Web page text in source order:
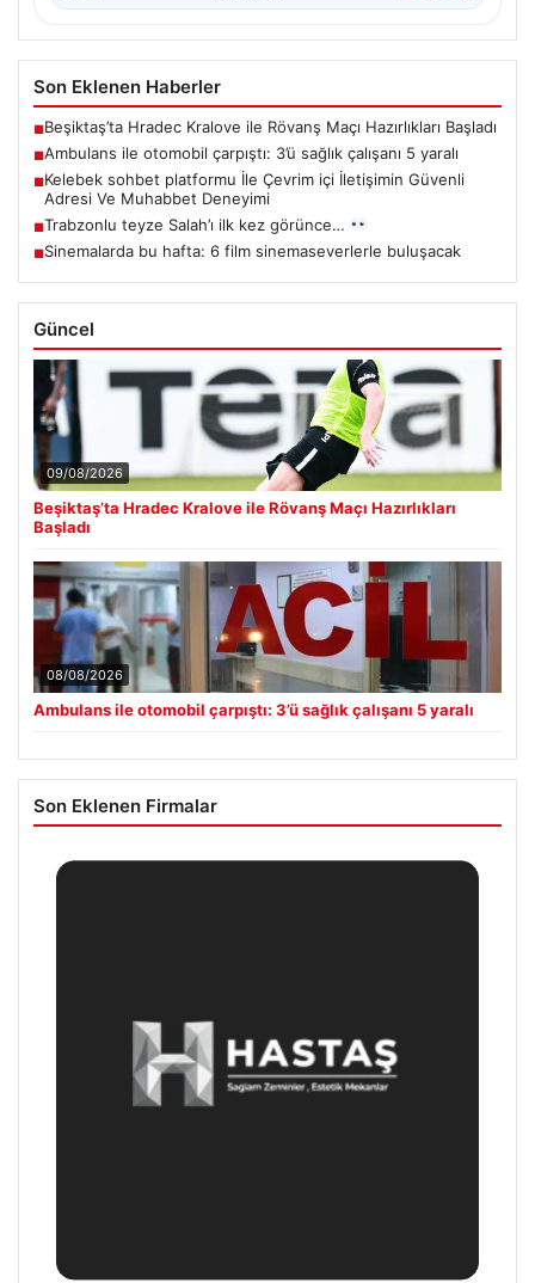
Son Eklenen Haberler
■Beşiktaş’ta Hradec Kralove ile Rövanş Maçı Hazırlıkları Başladı
■Ambulans ile otomobil çarpıştı: 3’ü sağlık çalışanı 5 yaralı
■Kelebek sohbet platformu İle Çevrim içi İletişimin Güvenli
Adresi Ve Muhabbet Deneyimi
■Trabzonlu teyze Salah’ı ilk kez görünce…
■Sinemalarda bu hafta: 6 film sinemaseverlerle buluşacak
Güncel
09/08/2026
Beşiktaş’ta Hradec Kralove ile Rövanş Maçı Hazırlıkları
Başladı
08/08/2026
Ambulans ile otomobil çarpıştı: 3’ü sağlık çalışanı 5 yaralı
Son Eklenen Firmalar